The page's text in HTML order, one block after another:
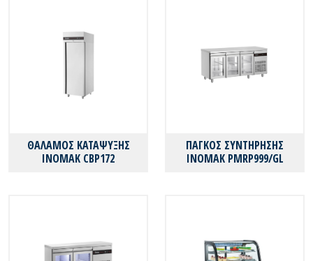
ΘΑΛΑΜΟΣ ΚΑΤΑΨΥΞΗΣ
INOMAK CBP172
ΠΑΓΚΟΣ ΣΥΝΤΗΡΗΣΗΣ
ΙΝΟΜΑΚ PMRP999/GL